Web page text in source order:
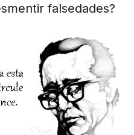
falsedades?